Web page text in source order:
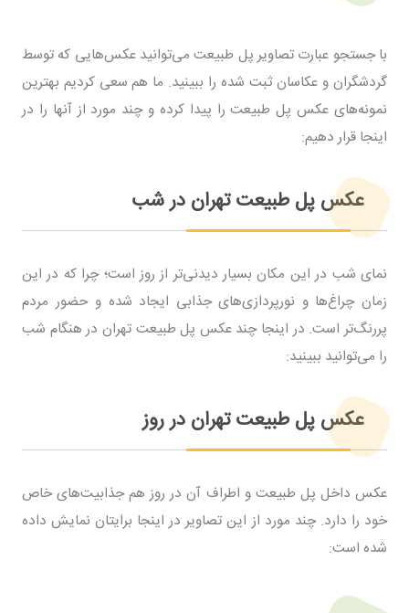
با جستجو عبارت تصاویر پل طبیعت می‌توانید عکس‌هایی که توسط
گردشگران و عکاسان ثبت شده را ببینید. ما هم سعی کردیم بهترین
نمونه‌های عکس پل طبیعت را پیدا کرده و چند مورد از آنها را در
اینجا قرار دهیم:
عکس پل طبیعت تهران در شب
نمای شب در این مکان بسیار دیدنی‌تر از روز است؛ چرا که در این
زمان چراغ‌ها و نورپردازی‌های جذابی ایجاد شده و حضور مردم
پررنگ‌تر است. در اینجا چند عکس پل طبیعت تهران در هنگام شب
را می‌توانید ببینید:
عکس پل طبیعت تهران در روز
عکس داخل پل طبیعت و اطراف آن در روز هم جذابیت‌های خاص
خود را دارد. چند مورد از این تصاویر در اینجا برایتان نمایش داده
شده است: